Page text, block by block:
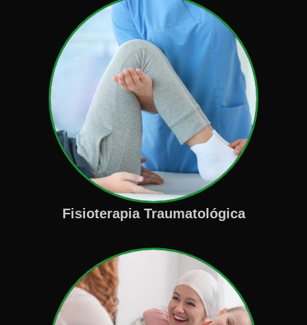
Fisioterapia Traumatológica